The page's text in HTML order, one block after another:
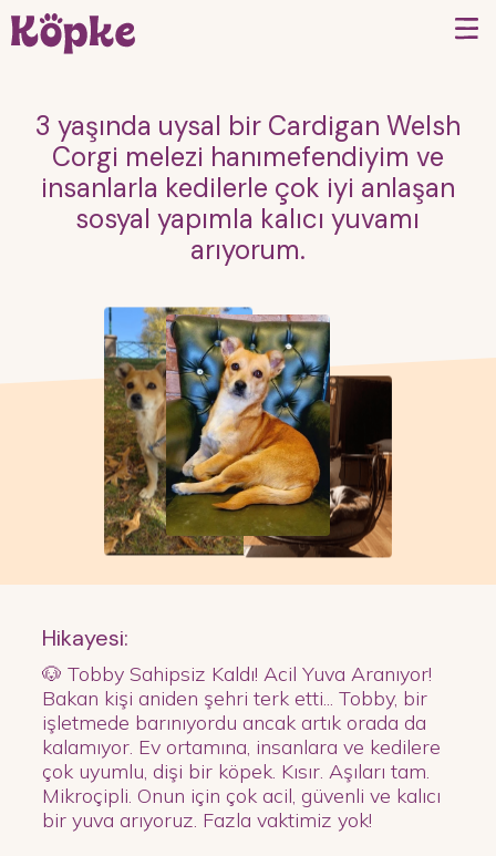
3 yaşında uysal bir Cardigan Welsh
Corgi melezi hanımefendiyim ve
insanlarla kedilerle çok iyi anlaşan
sosyal yapımla kalıcı yuvamı
arıyorum.
Hikayesi:
🐶 Tobby Sahipsiz Kaldı! Acil Yuva Aranıyor!
Bakan kişi aniden şehri terk etti... Tobby, bir
işletmede barınıyordu ancak artık orada da
kalamıyor. Ev ortamına, insanlara ve kedilere
çok uyumlu, dişi bir köpek. Kısır. Aşıları tam.
Mikroçipli. Onun için çok acil, güvenli ve kalıcı
bir yuva arıyoruz. Fazla vaktimiz yok!